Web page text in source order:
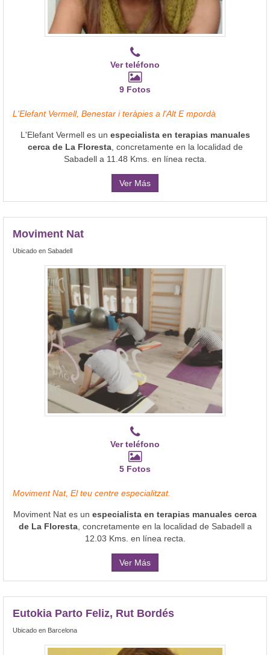
Ver teléfono
9 Fotos
L'Elefant Vermell, Benestar i teràpies a l'Alt E mpordà
L'Elefant Vermell es un especialista en terapias manuales
cerca de La Floresta, concretamente en la localidad de
Sabadell a 11.48 Kms. en línea recta.
Ver Más
Moviment Nat
Ubicado en Sabadell
Ver teléfono
5 Fotos
Moviment Nat, El teu centre especialitzat.
Moviment Nat es un especialista en terapias manuales cerca
de La Floresta, concretamente en la localidad de Sabadell a
12.03 Kms. en línea recta.
Ver Más
Eutokia Parto Feliz, Rut Bordés
Ubicado en Barcelona